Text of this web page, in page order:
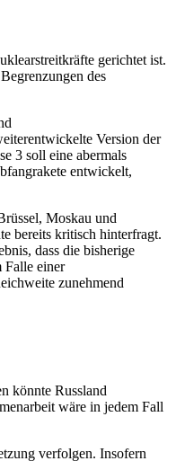
gerichtet ist.
des
Version der
3 soll eine abermals
entwickelt,
Moskau und
bereits kritisch hinterfragt.
dass die bisherige
Falle einer
zunehmend
könnte Russland
wäre in jedem Fall
verfolgen. Insofern